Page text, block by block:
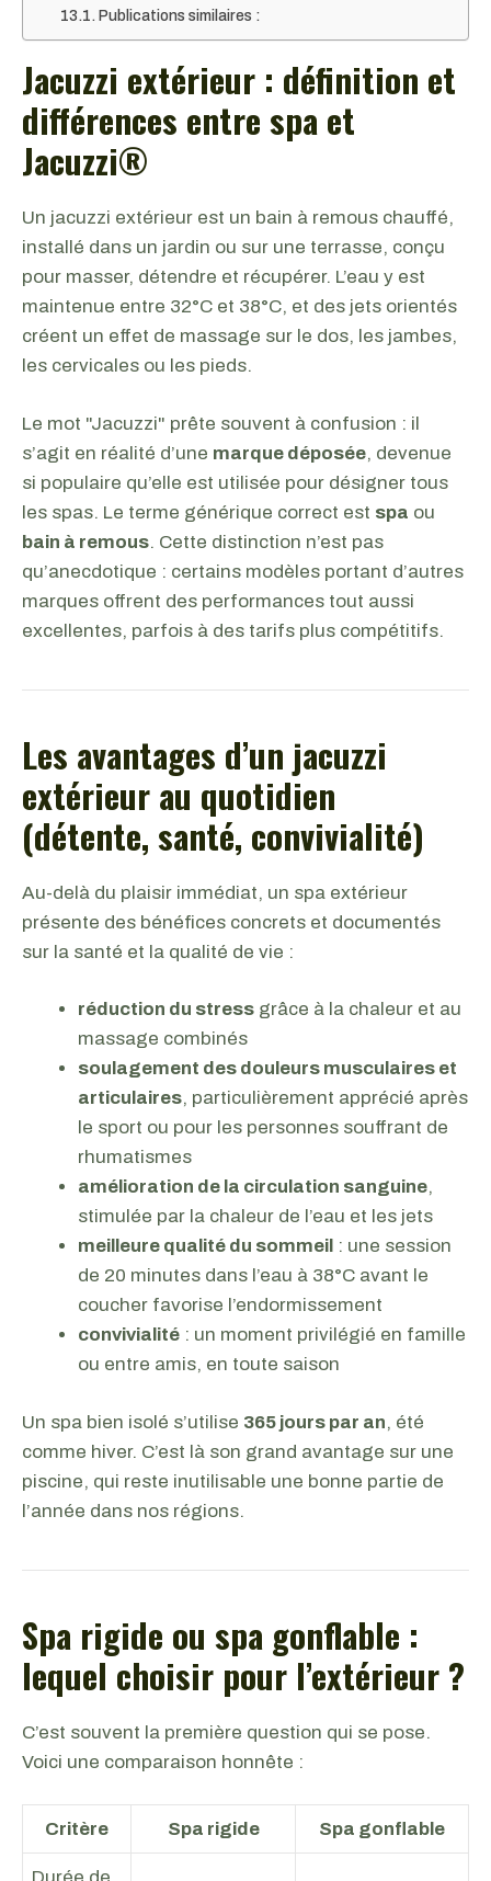
Publications similaires :
Jacuzzi extérieur : définition et
différences entre spa et
Jacuzzi®
Un jacuzzi extérieur est un bain à remous chauffé,
installé dans un jardin ou sur une terrasse, conçu
pour masser, détendre et récupérer. L’eau y est
maintenue entre 32°C et 38°C, et des jets orientés
créent un effet de massage sur le dos, les jambes,
les cervicales ou les pieds.
Le mot "Jacuzzi" prête souvent à confusion : il
s’agit en réalité d’une marque déposée, devenue
si populaire qu’elle est utilisée pour désigner tous
les spas. Le terme générique correct est spa ou
bain à remous. Cette distinction n’est pas
qu’anecdotique : certains modèles portant d’autres
marques offrent des performances tout aussi
excellentes, parfois à des tarifs plus compétitifs.
Les avantages d’un jacuzzi
extérieur au quotidien
(détente, santé, convivialité)
Au-delà du plaisir immédiat, un spa extérieur
présente des bénéfices concrets et documentés
sur la santé et la qualité de vie :
réduction du stress grâce à la chaleur et au
massage combinés
soulagement des douleurs musculaires et
articulaires, particulièrement apprécié après
le sport ou pour les personnes souffrant de
rhumatismes
amélioration de la circulation sanguine,
stimulée par la chaleur de l’eau et les jets
meilleure qualité du sommeil : une session
de 20 minutes dans l’eau à 38°C avant le
coucher favorise l’endormissement
convivialité : un moment privilégié en famille
ou entre amis, en toute saison
Un spa bien isolé s’utilise 365 jours par an, été
comme hiver. C’est là son grand avantage sur une
piscine, qui reste inutilisable une bonne partie de
l’année dans nos régions.
Spa rigide ou spa gonflable :
lequel choisir pour l’extérieur ?
C’est souvent la première question qui se pose.
Voici une comparaison honnête :
Critère Spa rigide Spa gonflable